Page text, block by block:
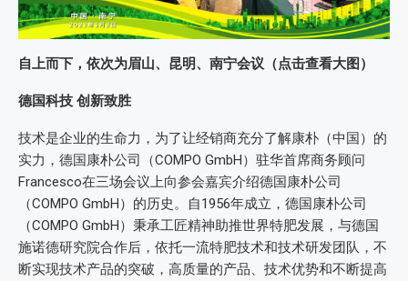
自上而下，依次为眉山、昆明、南宁会议（点击查看大图）
德国科技 创新致胜
技术是企业的生命力，为了让经销商充分了解康朴（中国）的
实力，德国康朴公司（COMPO GmbH）驻华首席商务顾问
Francesco在三场会议上向参会嘉宾介绍德国康朴公司
（COMPO GmbH）的历史。自1956年成立，德国康朴公司
（COMPO GmbH）秉承工匠精神助推世界特肥发展，与德国
施诺德研究院合作后，依托一流特肥技术和技术研发团队，不
断实现技术产品的突破，高质量的产品、技术优势和不断提高